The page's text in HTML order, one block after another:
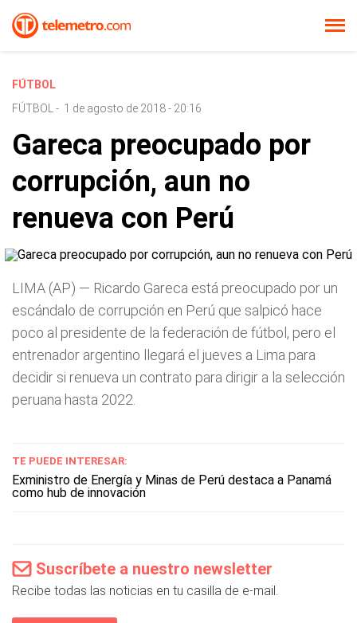
FÚTBOL
FÚTBOL
- 1 de agosto de 2018 - 20:16
Gareca preocupado por
corrupción, aun no
renueva con Perú
LIMA (AP) — Ricardo Gareca está preocupado por un
escándalo de corrupción en Perú que salpicó hace
poco al presidente de la federación de fútbol, pero el
entrenador argentino llegará el jueves a Lima para
decidir si renueva un contrato para dirigir a la selección
peruana hasta 2022.
TE PUEDE INTERESAR:
Exministro de Energía y Minas de Perú destaca a Panamá
como hub de innovación
Suscríbete a nuestro newsletter
Recibe todas las noticias en tu casilla de e-mail.